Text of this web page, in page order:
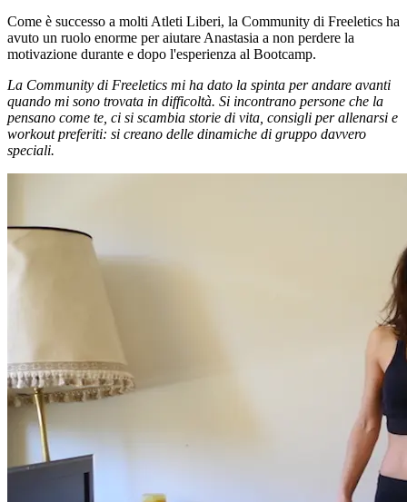
Come è successo a molti Atleti Liberi, la Community di Freeletics ha
avuto un ruolo enorme per aiutare Anastasia a non perdere la
motivazione durante e dopo l'esperienza al Bootcamp.
La Community di Freeletics mi ha dato la spinta per andare avanti
quando mi sono trovata in difficoltà. Si incontrano persone che la
pensano come te, ci si scambia storie di vita, consigli per allenarsi e
workout preferiti: si creano delle dinamiche di gruppo davvero
speciali.